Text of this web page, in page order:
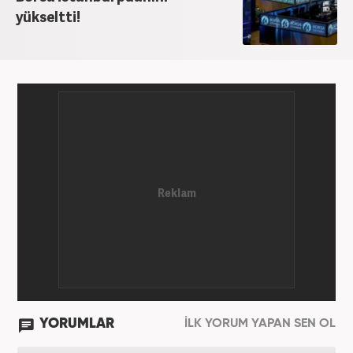
yükseltti!
YORUMLAR İLK YORUM YAPAN SEN OL